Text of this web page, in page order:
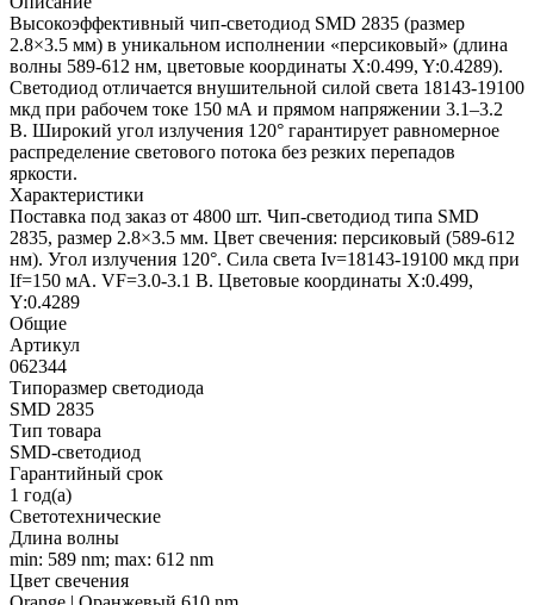
Высокоэффективный чип-светодиод SMD 2835 (размер
2.8×3.5 мм) в уникальном исполнении «персиковый» (длина
волны 589-612 нм, цветовые координаты X:0.499, Y:0.4289).
Светодиод отличается внушительной силой света 18143-19100
мкд при рабочем токе 150 мА и прямом напряжении 3.1–3.2
В. Широкий угол излучения 120° гарантирует равномерное
распределение светового потока без резких перепадов
яркости.
Характеристики
Поставка под заказ от 4800 шт. Чип-светодиод типа SMD
2835, размер 2.8×3.5 мм. Цвет свечения: персиковый (589-612
нм). Угол излучения 120°. Сила света Iv=18143-19100 мкд при
If=150 мА. VF=3.0-3.1 В. Цветовые координаты X:0.499,
Y:0.4289
Общие
Артикул
062344
Типоразмер светодиода
SMD 2835
Тип товара
SMD-светодиод
Гарантийный срок
1 год(а)
Светотехнические
Длина волны
min: 589 nm; max: 612 nm
Цвет свечения